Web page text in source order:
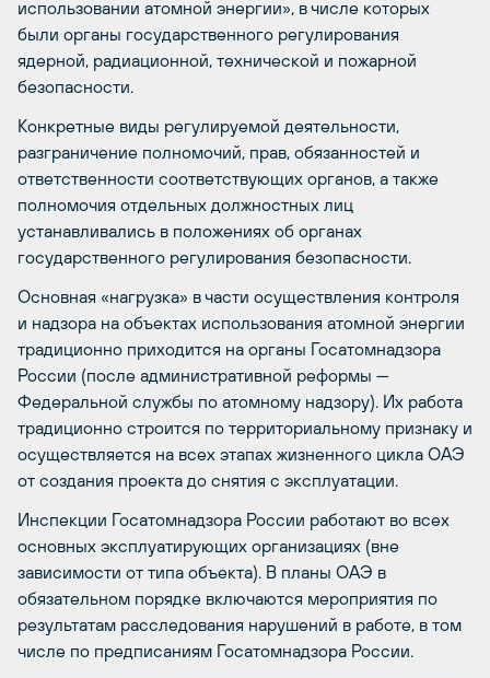
использовании атомной энергии», в числе которых
были органы государственного регулирования
ядерной, радиационной, технической и пожарной
безопасности.
Конкретные виды регулируемой деятельности,
разграничение полномочий, прав, обязанностей и
ответственности соответствующих органов, а также
полномочия отдельных должностных лиц
устанавливались в положениях об органах
государственного регулирования безопасности.
Основная «нагрузка» в части осуществления контроля
и надзора на объектах использования атомной энергии
традиционно приходится на органы Госатомнадзора
России (после административной реформы —
Федеральной службы по атомному надзору). Их работа
традиционно строится по территориальному признаку и
осуществляется на всех этапах жизненного цикла ОАЭ
от создания проекта до снятия с эксплуатации.
Инспекции Госатомнадзора России работают во всех
основных эксплуатирующих организациях (вне
зависимости от типа объекта). В планы ОАЭ в
обязательном порядке включаются мероприятия по
результатам расследования нарушений в работе, в том
числе по предписаниям Госатомнадзора России.